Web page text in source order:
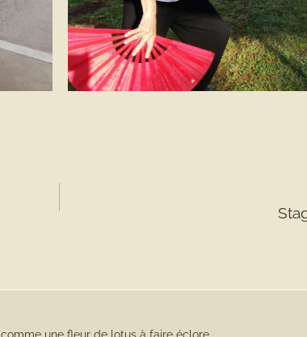
une fleur de lotus à faire éclore